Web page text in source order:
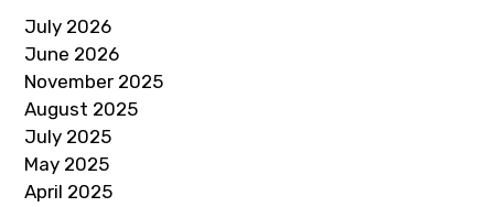
July 2026
June 2026
November 2025
August 2025
July 2025
May 2025
April 2025